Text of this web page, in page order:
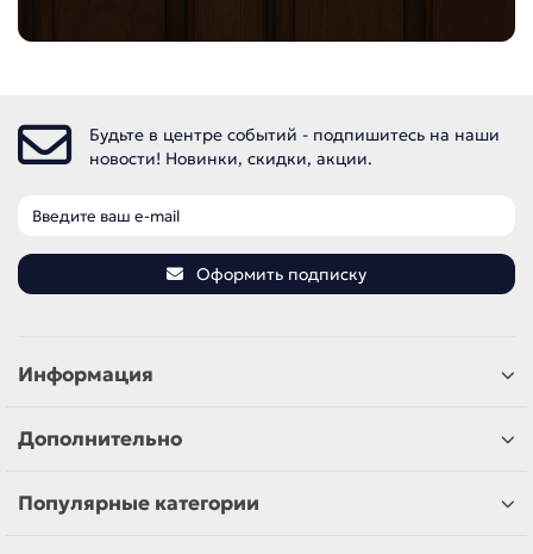
Будьте в центре событий - подпишитесь на наши
новости! Новинки, скидки, акции.
Оформить подписку
Информация
Дополнительно
Популярные категории